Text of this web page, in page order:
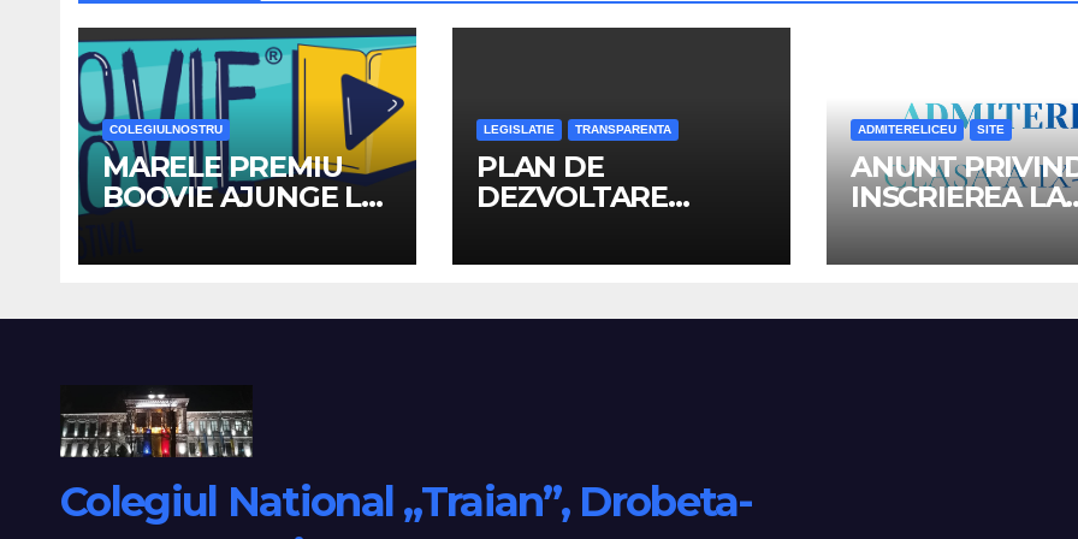
COLEGIULNOSTRU
MARELE PREMIU
BOOVIE AJUNGE LA
NATIONAL
LEGISLATIE TRANSPARENTA
PLAN DE
DEZVOLTARE
2024-2028
ADMITERELICEU SITE
ANUNT
INSCRIEREA LA
REPARTIZATI IN
SCOLAR 2026-
Colegiul National „Traian”, Drobeta-